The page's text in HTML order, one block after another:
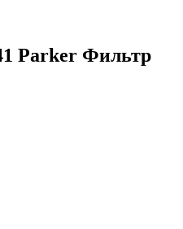
Parker Фильтр